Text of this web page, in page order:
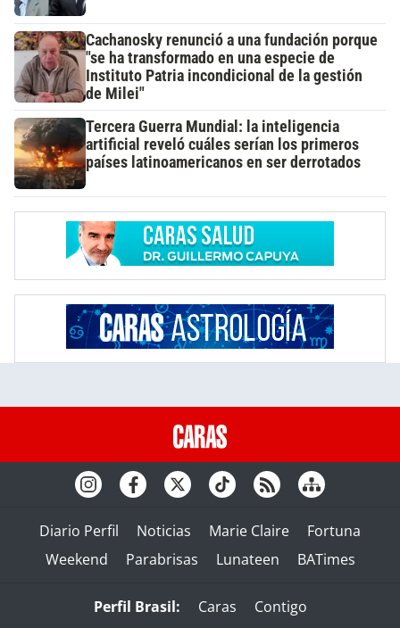
Cachanosky renunció a una fundación porque
"se ha transformado en una especie de
Instituto Patria incondicional de la gestión
de Milei"
Tercera Guerra Mundial: la inteligencia
artificial reveló cuáles serían los primeros
países latinoamericanos en ser derrotados
Diario Perfil Noticias Marie Claire
Fortuna
Weekend
Parabrisas Lunateen BATimes
Perfil Brasil: Caras
Contigo